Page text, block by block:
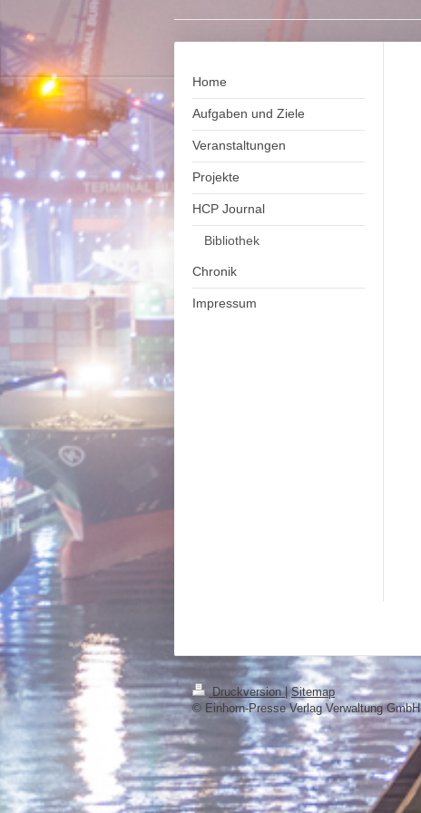
Home
Aufgaben und Ziele
Veranstaltungen
Projekte
HCP Journal
Bibliothek
Chronik
Impressum
Druckversion| Sitemap
© Einhorn-Presse Verlag Verwaltung GmbH